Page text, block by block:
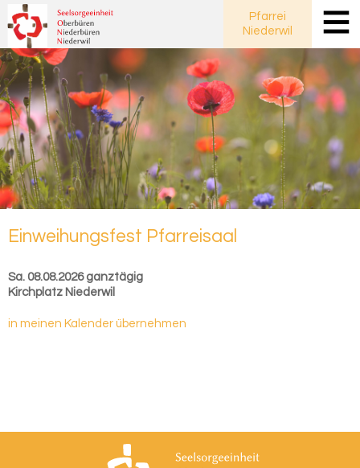
Pfarrei
Niederwil
Ein­wei­hungs­fest Pfar­rei­saal
Sa. 08.08.2026 ganztägig
Kirchplatz Niederwil
in meinen Kalender übernehmen